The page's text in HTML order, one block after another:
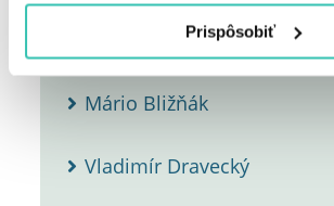
Prispôsobiť
Štefan Bláha
Mário Bližňák
Vladimír Dravecký